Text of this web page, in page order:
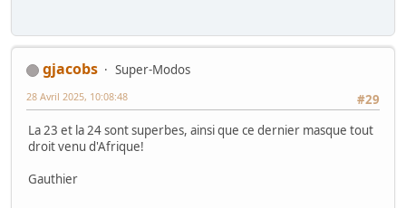
gjacobs
Super-Modos
#29
28 Avril 2025, 10:08:48
La 23 et la 24 sont superbes, ainsi que ce dernier masque tout
droit venu d'Afrique!
Gauthier